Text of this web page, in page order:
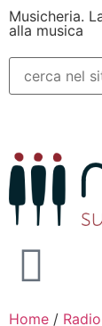
Musicheria.
alla musica
Home / Radio